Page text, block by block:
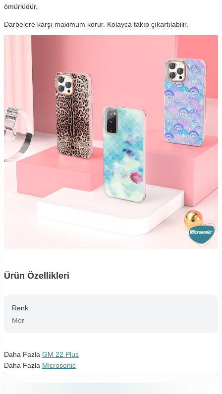
ömürlüdür,
Darbelere karşı maximum korur. Kolayca takıp çıkartılabilir.
Ürün Özellikleri
Renk
Mor
Daha Fazla GM 22 Plus
Daha Fazla Microsonic